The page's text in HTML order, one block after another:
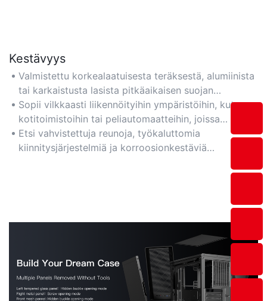
Kestävyys
Valmistettu korkealaatuisesta teräksestä, alumiinista
tai karkaistusta lasista pitkäaikaisen suojan
takaamiseksi pölyä, iskuja ja kuumuutta vastaan.
Sopii vilkkaasti liikennöityihin ympäristöihin, kuten
kotitoimistoihin tai peliautomaatteihin, joissa
kestävyys on kriittistä.
Etsi vahvistettuja reunoja, työkaluttomia
kiinnitysjärjestelmiä ja korroosionkestäviä